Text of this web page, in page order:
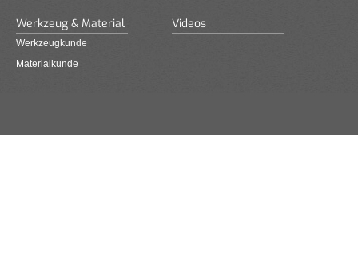
Werkzeug & Material
Werkzeugkunde
Materialkunde
Videos